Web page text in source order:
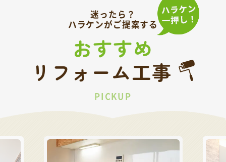
迷ったら？
ハラケンがご提案する
おすすめ
リフォーム工事
PICKUP